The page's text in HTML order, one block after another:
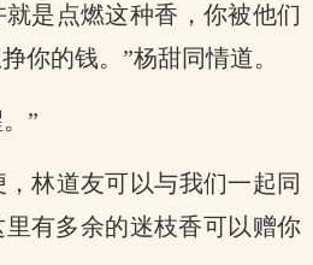
是点燃这种香，你被他们
你的钱。”杨甜同情道。
”
林道友可以与我们一起同
有多余的迷枝香可以赠你